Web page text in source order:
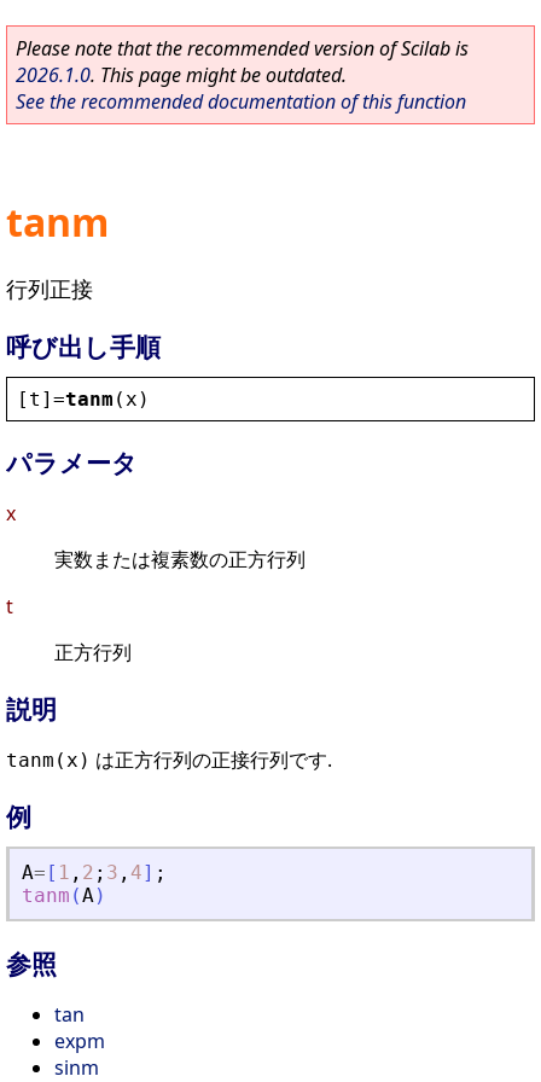
Please note that the recommended version of Scilab is
2026.1.0. This page might be outdated.
See the recommended documentation of this function
tanm
行列正接
呼び出し手順
[ t ]=tanm ( x )
パラメータ
x
実数または複素数の正方行列
t
正方行列
説明
tanm(x) は正方行列の正接行列です.
例
A= [ 1 , 2 ; 3 , 4] ;
tanm (A)
参照
tan
expm
sinm